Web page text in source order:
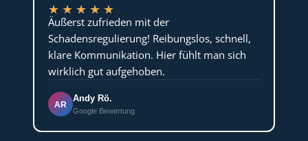
★ ★ ★ ★ ★
Äußerst zufrieden mit der
Schadensregulierung! Reibungslos, schnell,
klare Kommunikation. Hier fühlt man sich
wirklich gut aufgehoben.
AR
Andy Rö.
Google Bewertung